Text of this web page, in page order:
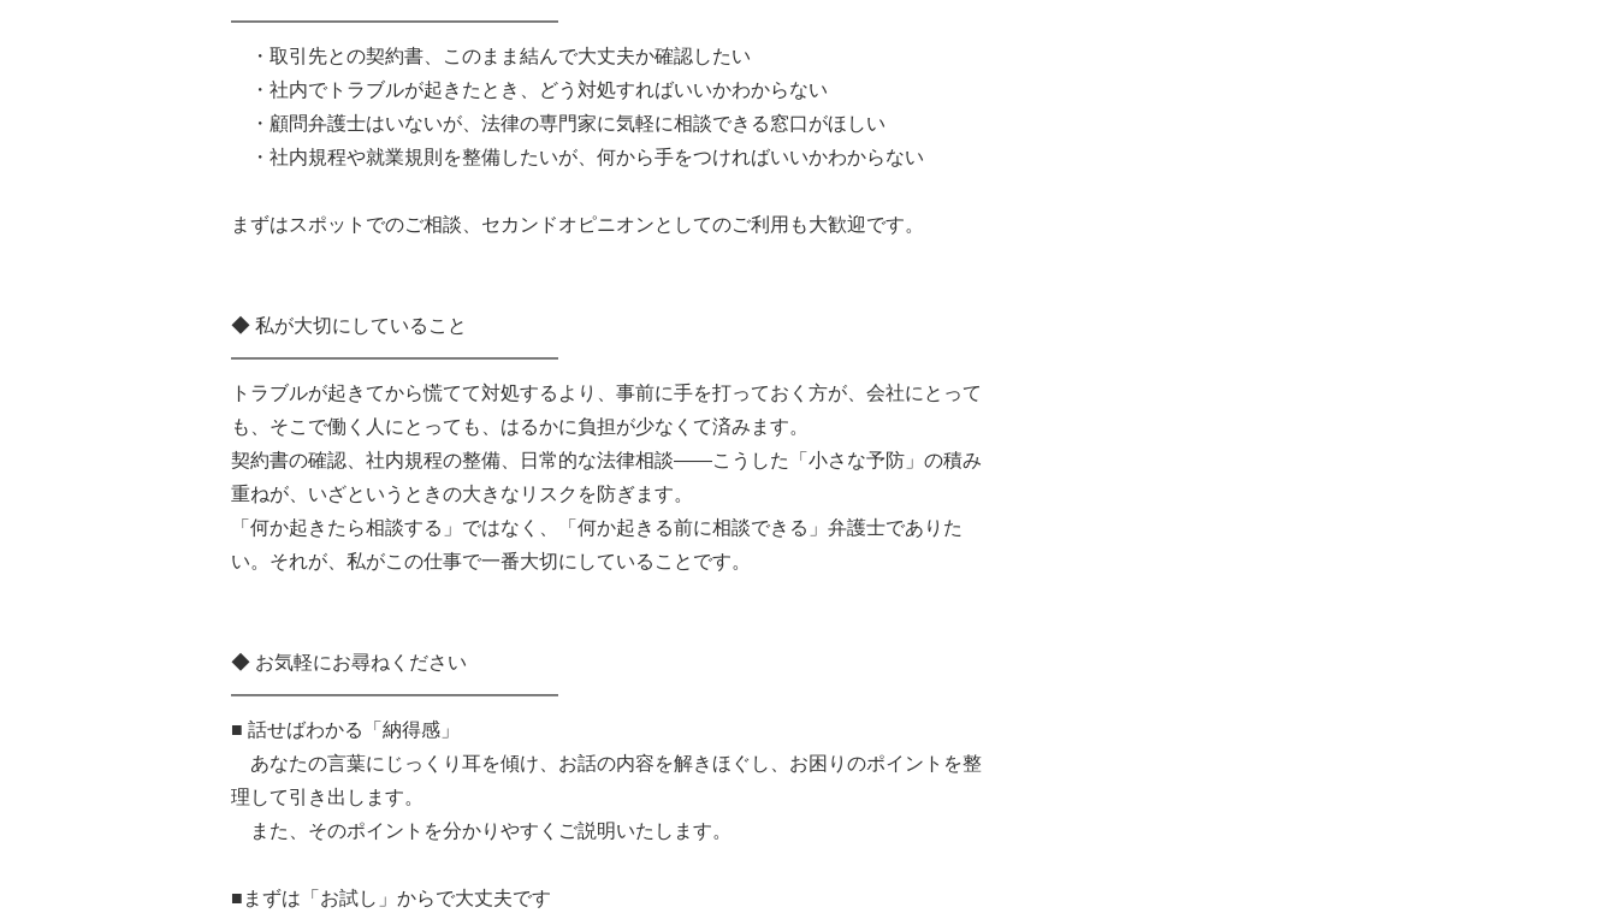
━━━━━━━━━━━━━━━━━
・取引先との契約書、このまま結んで大丈夫か確認したい
・社内でトラブルが起きたとき、どう対処すればいいかわからない
・顧問弁護士はいないが、法律の専門家に気軽に相談できる窓口がほしい
・社内規程や就業規則を整備したいが、何から手をつければいいかわからない
まずはスポットでのご相談、セカンドオピニオンとしてのご利用も大歓迎です。
◆ 私が大切にしていること
━━━━━━━━━━━━━━━━━
トラブルが起きてから慌てて対処するより、事前に手を打っておく方が、会社にとって
も、そこで働く人にとっても、はるかに負担が少なくて済みます。
契約書の確認、社内規程の整備、日常的な法律相談——こうした「小さな予防」の積み
重ねが、いざというときの大きなリスクを防ぎます。
「何か起きたら相談する」ではなく、「何か起きる前に相談できる」弁護士でありた
い。それが、私がこの仕事で一番大切にしていることです。
◆ お気軽にお尋ねください
━━━━━━━━━━━━━━━━━
■ 話せばわかる「納得感」
あなたの言葉にじっくり耳を傾け、お話の内容を解きほぐし、お困りのポイントを整
理して引き出します。
また、そのポイントを分かりやすくご説明いたします。
■まずは「お試し」からで大丈夫です